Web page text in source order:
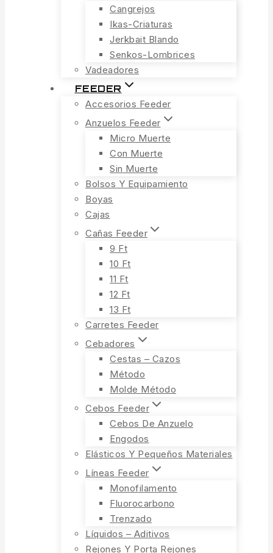
Cangrejos
Ikas-Criaturas
Jerkbait Blando
Senkos-Lombrices
Vadeadores
FEEDER
Accesorios Feeder
Anzuelos Feeder
Micro Muerte
Con Muerte
Sin Muerte
Bolsos Y Equipamiento
Boyas
Cajas
Cañas Feeder
9 Ft
10 Ft
11 Ft
12 Ft
13 Ft
Carretes Feeder
Cebadores
Cestas – Cazos
Método
Molde Método
Cebos Feeder
Cebos De Anzuelo
Engodos
Elásticos Y Pequeños Materiales
Líneas Feeder
Monofilamento
Fluorocarbono
Trenzado
Líquidos – Aditivos
Rejones Y Porta Rejones